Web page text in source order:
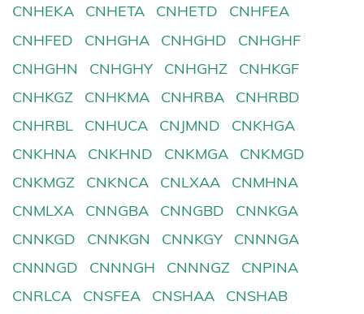
CNHEKA CNHETA CNHETD
CNHFEA
CNHFED
CNHGHA CNHGHD
CNHGHF
CNHGHN
CNHGHY CNHGHZ
CNHKGF
CNHKGZ
CNHKMA CNHRBA
CNHRBD
CNHRBL
CNHUCA CNJMND
CNKHGA
CNKHNA
CNKHND CNKMGA
CNKMGD
CNKMGZ
CNKNCA CNLXAA
CNMHNA
CNMLXA
CNNGBA CNNGBD
CNNKGA
CNNKGD
CNNKGN CNNKGY
CNNNGA
CNNNGD
CNNNGH CNNNGZ
CNPINA
CNRLCA
CNSFEA CNSHAA
CNSHAB